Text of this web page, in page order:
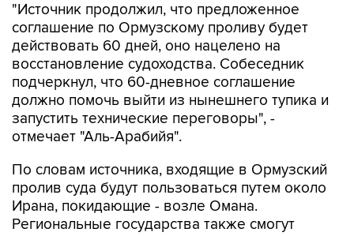
"Источник продолжил, что предложенное
соглашение по Ормузскому проливу будет
действовать 60 дней, оно нацелено на
восстановление судоходства. Собеседник
подчеркнул, что 60-дневное соглашение
должно помочь выйти из нынешнего тупика и
запустить технические переговоры", -
отмечает "Аль-Арабийя".
По словам источника, входящие в Ормузский
пролив суда будут пользоваться путем около
Ирана, покидающие - возле Омана.
Региональные государства также смогут